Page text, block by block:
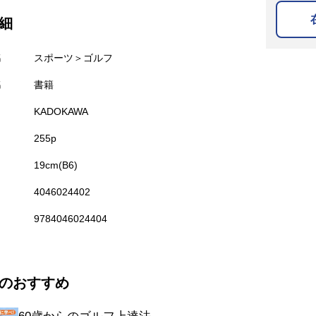
スポーツ＞ゴルフ
書籍
KADOKAWA
255p
19cm(B6)
4046024402
9784046024404
おすすめ